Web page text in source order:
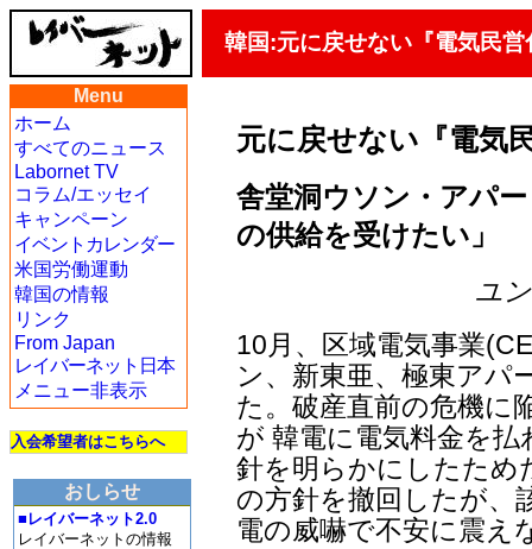
韓国:元に戻せない『電気民営
Menu
ホーム
すべてのニュース
Labornet TV
コラム/エッセイ
キャンペーン
イベントカレンダー
米国労働運動
韓国の情報
リンク
From Japan
レイバーネット日本
メニュー非表示
入会希望者はこちらへ
おしらせ
■レイバーネット2.0
レイバーネットの情報
元に戻せない『電気
舎堂洞ウソン・アパ
の供給を受けたい」
ユ
10月、区域電気事業
ン、新東亜、極東アパ
た。破産直前の危機に
が 韓電に電気料金を
針を明らかにしたため
の方針を撤回したが、
電の威嚇で不安に震え